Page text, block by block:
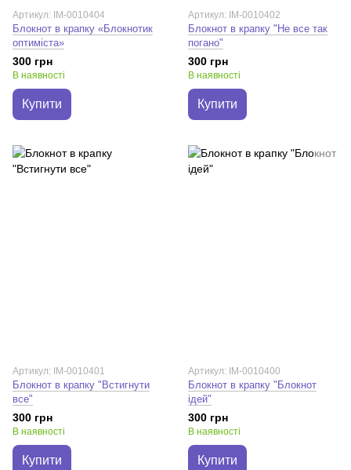
Артикул: IM-0010404
Блокнот в крапку «Блокнотик
оптиміста»
300 грн
В наявності
Купити
Артикул: IM-0010402
Блокнот в крапку "Не все так
погано"
300 грн
В наявності
Купити
Артикул: IM-0010401
Блокнот в крапку "Встигнути
все"
300 грн
В наявності
Купити
Артикул: IM-0010400
Блокнот в крапку "Блокнот
ідей"
300 грн
В наявності
Купити